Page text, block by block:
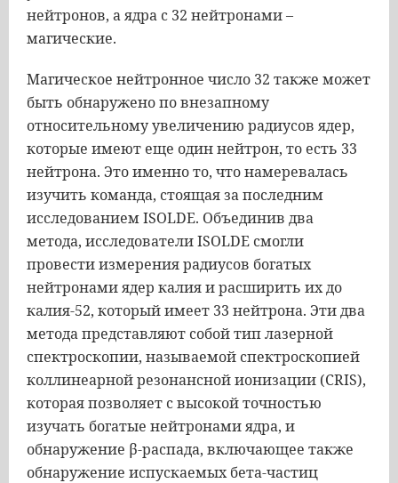
нейтронов, а ядра с 32 нейтронами –
магические.
Магическое нейтронное число 32 также может
быть обнаружено по внезапному
относительному увеличению радиусов ядер,
которые имеют еще один нейтрон, то есть 33
нейтрона. Это именно то, что намеревалась
изучить команда, стоящая за последним
исследованием ISOLDE. Объединив два
метода, исследователи ISOLDE смогли
провести измерения радиусов богатых
нейтронами ядер калия и расширить их до
калия-52, который имеет 33 нейтрона. Эти два
метода представляют собой тип лазерной
спектроскопии, называемой спектроскопией
коллинеарной резонансной ионизации (CRIS),
которая позволяет с высокой точностью
изучать богатые нейтронами ядра, и
обнаружение β-распада, включающее также
обнаружение испускаемых бета-частиц